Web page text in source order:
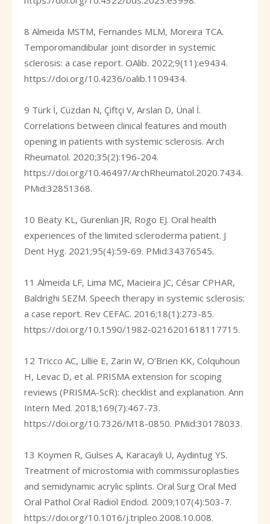
8 Almeida MSTM, Fernandes MLM, Moreira TCA.
Temporomandibular joint disorder in systemic
sclerosis: a case report. OAlib. 2022;9(11):e9434.
https://doi.org/10.4236/oalib.1109434.
9 Türk İ, Cüzdan N, Çiftçi V, Arslan D, Ünal İ.
Correlations between clinical features and mouth
opening in patients with systemic sclerosis. Arch
Rheumatol. 2020;35(2):196-204.
https://doi.org/10.46497/ArchRheumatol.2020.7434.
PMid:32851368.
10 Beaty KL, Gurenlian JR, Rogo EJ. Oral health
experiences of the limited scleroderma patient. J
Dent Hyg. 2021;95(4):59-69. PMid:34376545.
11 Almeida LF, Lima MC, Macieira JC, César CPHAR,
Baldrighi SEZM. Speech therapy in systemic sclerosis:
a case report. Rev CEFAC. 2016;18(1):273-85.
https://doi.org/10.1590/1982-0216201618117715.
12 Tricco AC, Lillie E, Zarin W, O’Brien KK, Colquhoun
H, Levac D, et al. PRISMA extension for scoping
reviews (PRISMA-ScR): checklist and explanation. Ann
Intern Med. 2018;169(7):467-73.
https://doi.org/10.7326/M18-0850. PMid:30178033.
13 Koymen R, Gulses A, Karacayli U, Aydintug YS.
Treatment of microstomia with commissuroplasties
and semidynamic acrylic splints. Oral Surg Oral Med
Oral Pathol Oral Radiol Endod. 2009;107(4):503-7.
https://doi.org/10.1016/j.tripleo.2008.10.008.